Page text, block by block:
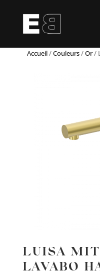
Accueil/Couleurs/Or/
LUISA
LAVABO